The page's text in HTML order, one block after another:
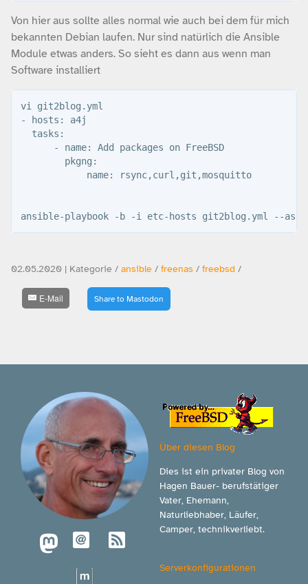
Von hier aus sollte alles normal wie auch bei dem für mich
bekannten Debian laufen. Nur sind natürlich die Ansible
Module etwas anders. So sieht es dann aus wenn man
Software installiert
vi git2blog.yml
- hosts: a4j
  tasks:
      - name: Add packages on FreeBSD
        pkgng:
            name: rsync,curl,git,mosquitto
02.05.2020 | Kategorie / ansible / freenas / freebsd /
E-Mail Share to Mastodon
Über diesen Blog
Dies ist ein privater Blog von
Hagen Bauer- berufstätiger
Vater, Ehemann,
Naturliebhaber, Läufer,
Camper, technikverliebt.
Serverkonfigurationen